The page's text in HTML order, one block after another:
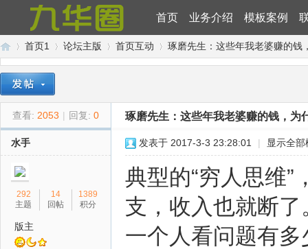
首页 业务介绍 模板案例
九»
首页1
›
论坛主版
›
首页互动
›
琢磨先生：这些年我老婆赚的钱
查看: 2053 | 回复: 0 琢磨先生：这些年我老婆赚的钱，为
水手
292
主题
14
回帖
1389
积分
版主
发表于 2017-3-3 23:28:01 | 显示全部
典型的“穷人思维
支，收入也就断了
一个人看问题有